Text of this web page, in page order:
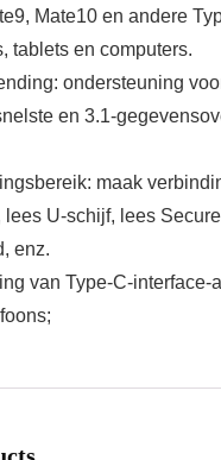
Mate10 en andere
tablets en computers.
ondersteuning
en 3.1-
maak
U-schijf, lees
enz.
van Type-C-interface-